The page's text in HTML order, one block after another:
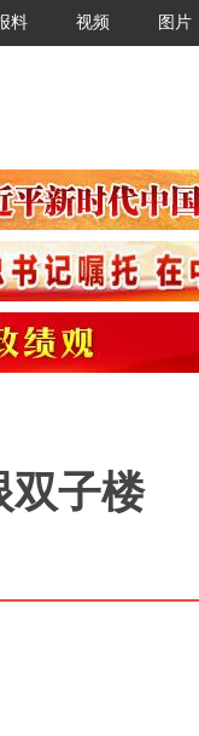
料 视频 图片
双子楼